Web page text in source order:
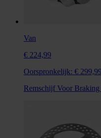
Van
€ 224,99
Oorspronkelijk: € 299,99
Remschijf Voor